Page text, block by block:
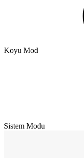
Koyu Mod
Sistem Modu